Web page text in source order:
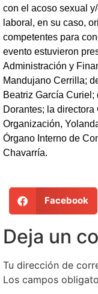
con el acoso sexual
laboral, en su caso,
competentes para
evento estuvieron
Administración y
Mandujano Cerrilla;
Beatriz García
Dorantes; la
Organización,
Órgano Interno de
Chavarría.
Facebook
Deja un
Tu dirección de
Los campos